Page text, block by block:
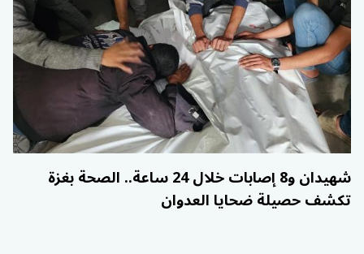
شهيدان و8 إصابات خلال 24 ساعة.. الصحة بغزة
تكشف حصيلة ضحايا العدوان